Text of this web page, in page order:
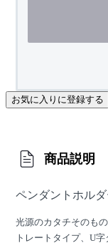
お気に入りに登録する
商品説明
ペンダントホルダ
光源のカタチそのも
トレートタイプ、U